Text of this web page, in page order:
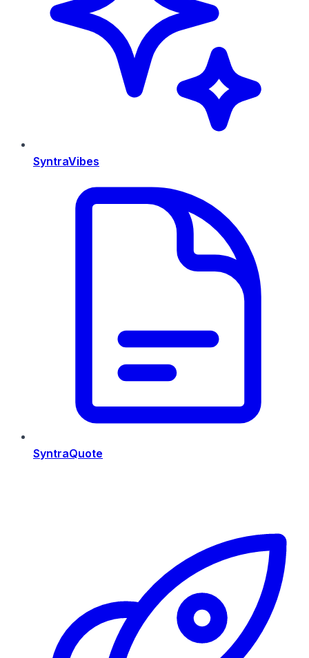
SyntraVibes
SyntraQuote